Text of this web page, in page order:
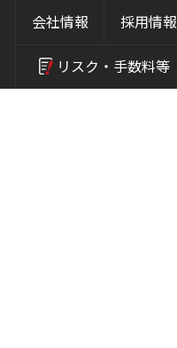
会社情報 採用情報
リスク・ 手数料等